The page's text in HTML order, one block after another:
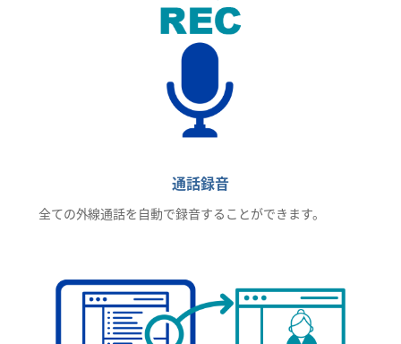
通話録音
全ての外線通話を自動で録音することができます。